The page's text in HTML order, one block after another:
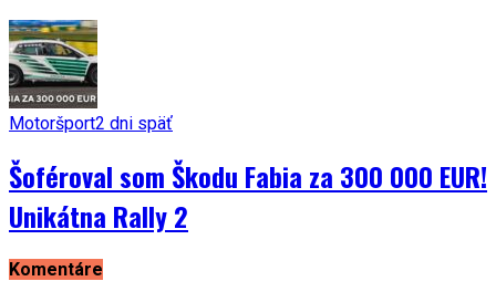
Motoršport2 dni späť
Šoféroval som Škodu Fabia za 300 000 EUR!
Unikátna Rally 2
Komentáre